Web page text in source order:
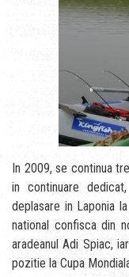
In 2009, se continua
in continuare
deplasare in Laponia
national confisca din
aradeanul Adi Spiac,
pozitie la Cupa